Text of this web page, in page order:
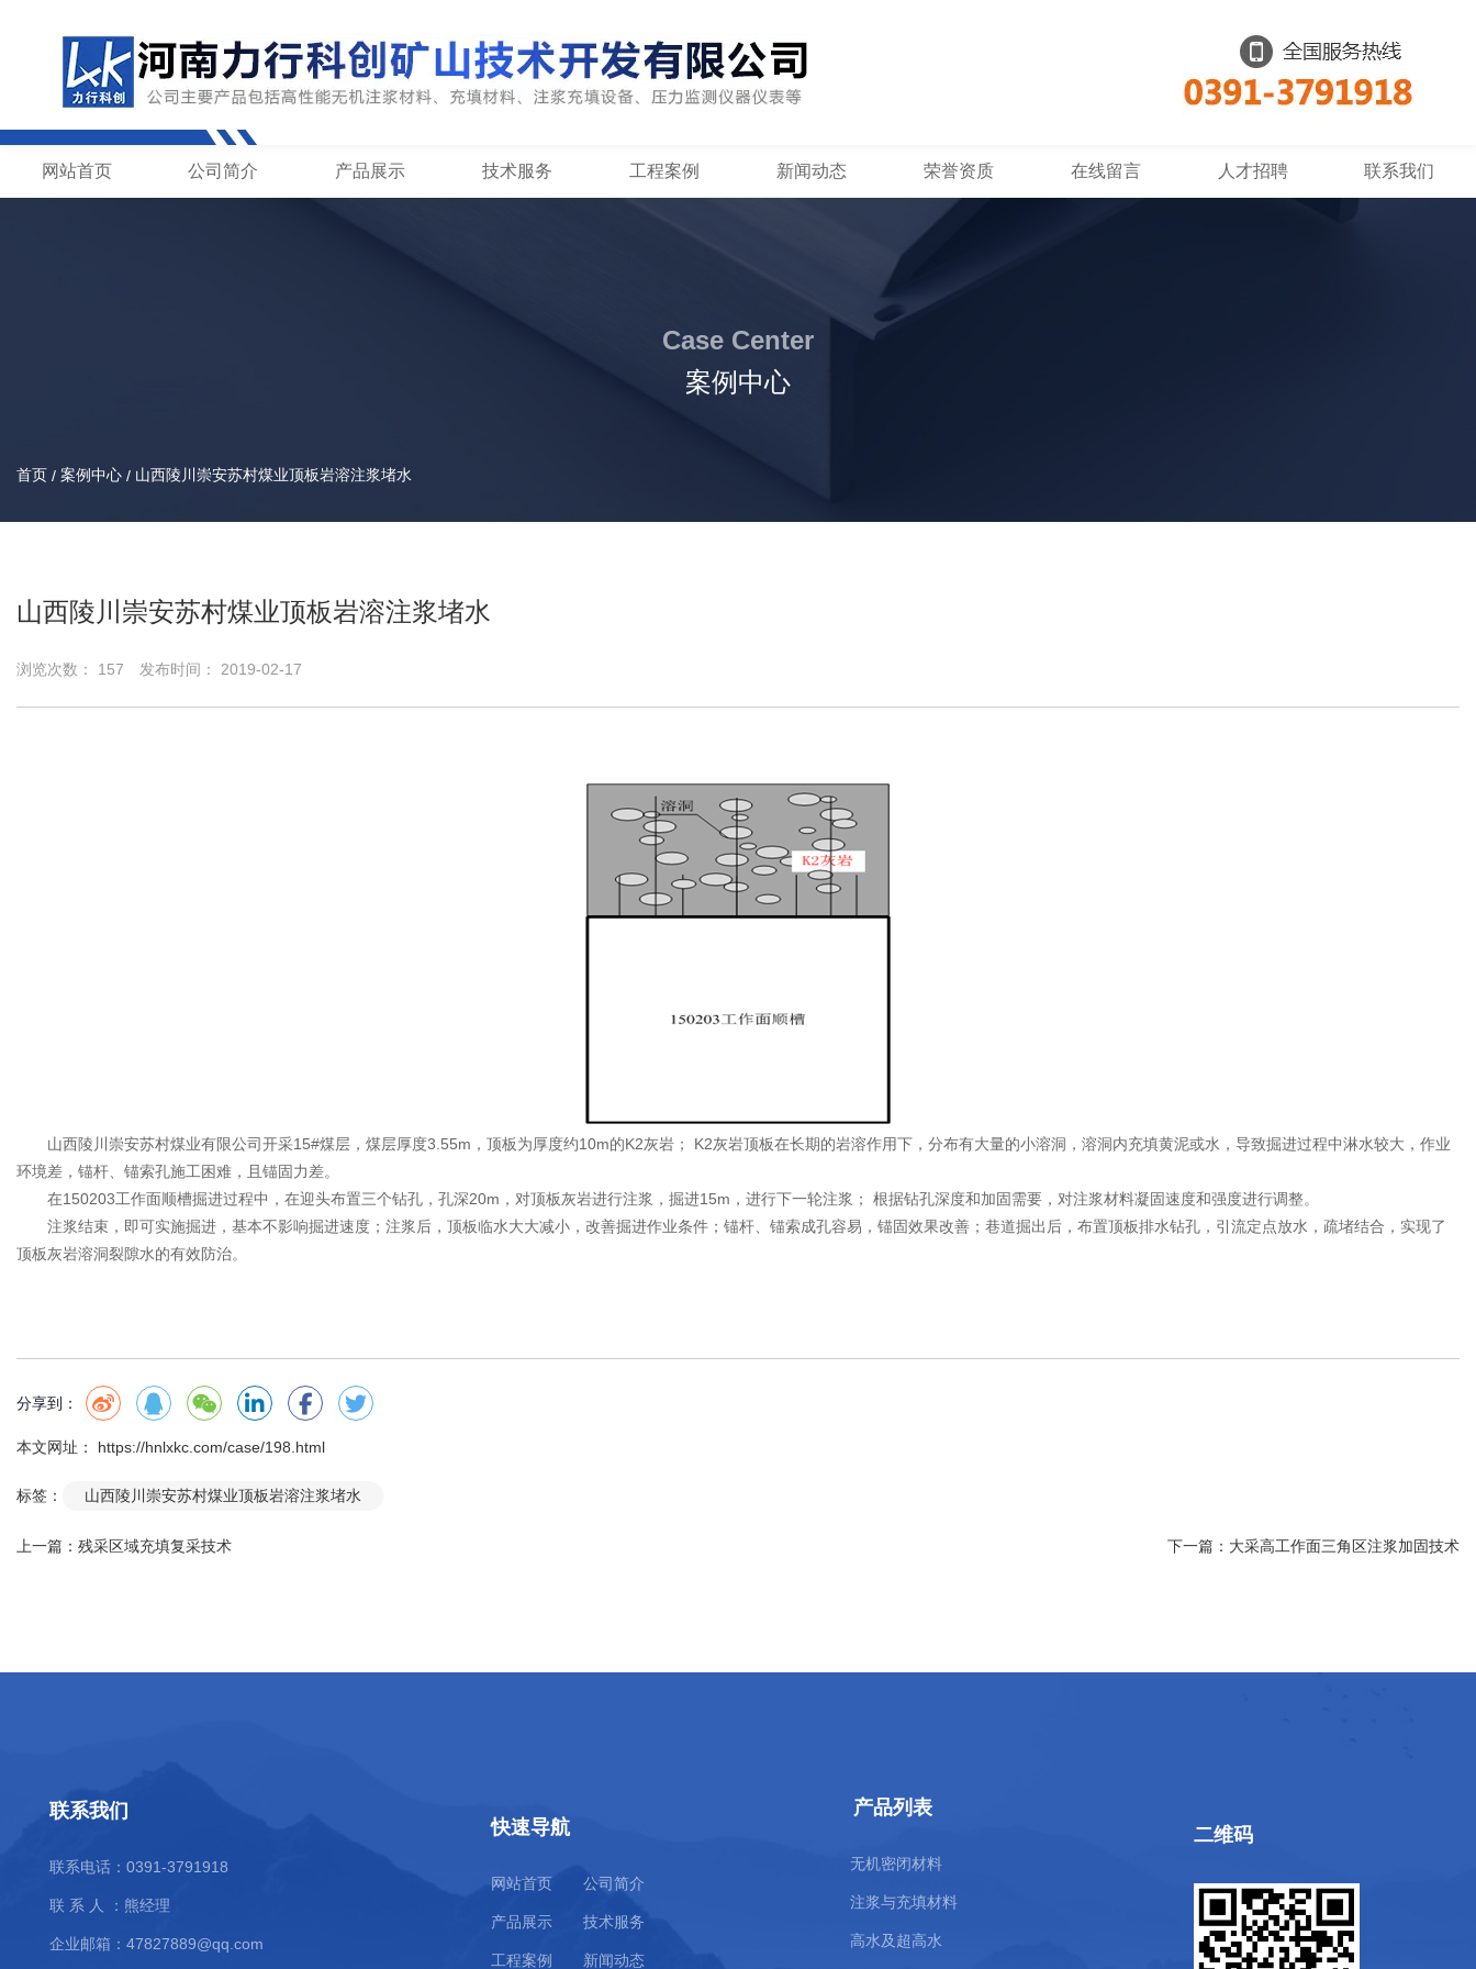
网站首页 公司简介 产品展示 技术服务 工程案例 新闻动态 荣誉资质 在线留言 人才招聘 联系我们
Case Center
案例中心
首页 / 案例中心 / 山西陵川崇安苏村煤业顶板岩溶注浆堵水
山西陵川崇安苏村煤业顶板岩溶注浆堵水
浏览次数： 157 发布时间： 2019-02-17
山西陵川崇安苏村煤业有限公司开采15#煤层，煤层厚度3.55m，顶板为厚度约10m的K2灰岩； K2灰岩顶板在长期的岩溶作用下，分布有大量的小溶洞，溶洞内充填黄泥或水，导致掘进过程中淋水较大，作业
环境差，锚杆、锚索孔施工困难，且锚固力差。
在150203工作面顺槽掘进过程中，在迎头布置三个钻孔，孔深20m，对顶板灰岩进行注浆，掘进15m，进行下一轮注浆； 根据钻孔深度和加固需要，对注浆材料凝固速度和强度进行调整。
注浆结束，即可实施掘进，基本不影响掘进速度；注浆后，顶板临水大大减小，改善掘进作业条件；锚杆、锚索成孔容易，锚固效果改善；巷道掘出后，布置顶板排水钻孔，引流定点放水，疏堵结合，实现了
顶板灰岩溶洞裂隙水的有效防治。
分享到：
本文网址： https://hnlxkc.com/case/198.html
标签： 山西陵川崇安苏村煤业顶板岩溶注浆堵水
上一篇： 残采区域充填复采技术 下一篇： 大采高工作面三角区注浆加固技术
联系我们
联系电话：0391-3791918
联 系 人 ：熊经理
企业邮箱： 47827889@qq.com
快速导航
网站首页 公司简介
产品展示 技术服务
工程案例 新闻动态
产品列表
无机密闭材料
注浆与充填材料
高水及超高水
二维码